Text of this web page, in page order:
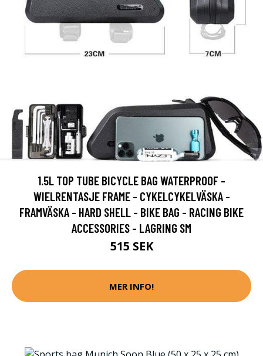
1.5L TOP TUBE BICYCLE BAG WATERPROOF -
WIELRENTASJE FRAME - CYKELCYKELVÄSKA -
FRAMVÄSKA - HARD SHELL - BIKE BAG - RACING BIKE
ACCESSORIES - LAGRING SM
515 SEK
MER INFO!